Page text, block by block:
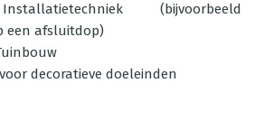
(bijvoorbeeld
een afsluitdop)
decoratieve doeleinden